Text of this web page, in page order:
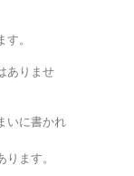
。
ありませ
いに書かれ
ます。